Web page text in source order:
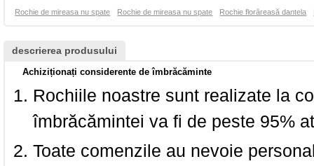
Rochie de mireasa nu spate Rochie de mireasa nu spate Rochie florăreasă dantela
descrierea produsului
Achiziționați considerente de îmbrăcăminte
Rochiile noastre sunt realizate la
îmbrăcămintei va fi de peste 95%
Toate comenzile au nevoie